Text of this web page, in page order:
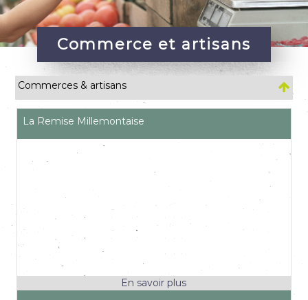
Commerce et artisans
Commerces & artisans
La Remise Millemontaise